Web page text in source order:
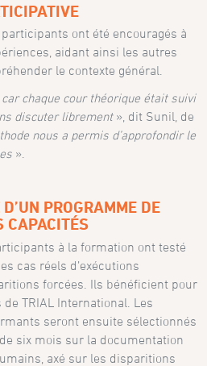
ont été encouragés à
aidant ainsi les autres
le contexte général.
chaque cour théorique était suivi
discuter librement», dit Sunil, de
nous a permis d’approfondir le
».
PROGRAMME DE
CAPACITÉS
à la formation ont testé
cas réels d’exécutions
forcées. Ils bénéficient pour
TRIAL International. Les
seront ensuite sélectionnés
six mois sur la documentation
axé sur les disparitions